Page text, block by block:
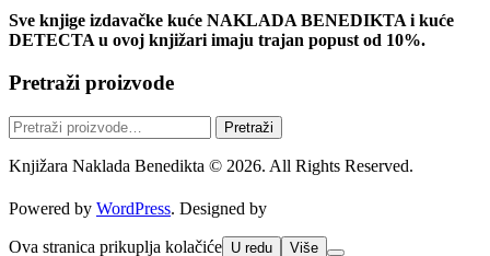
Sve knjige izdavačke kuće NAKLADA BENEDIKTA i kuće
DETECTA u ovoj knjižari imaju trajan popust od 10%.
Pretraži proizvode
Pretraži: Pretraži
Knjižara Naklada Benedikta © 2026. All Rights Reserved.
Powered by WordPress. Designed by
Ova stranica prikuplja kolačiće U redu Više